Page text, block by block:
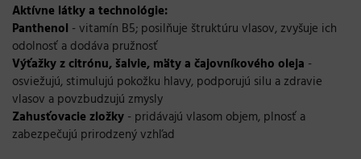
Aktívne látky a technológie:
Panthenol - vitamín B5; posilňuje štruktúru vlasov, zvyšuje ich
odolnosť a dodáva pružnosť
Výťažky z citrónu, šalvie, mäty a čajovníkového oleja -
osviežujú, stimulujú pokožku hlavy, podporujú silu a zdravie
vlasov a povzbudzujú zmysly
Zahusťovacie zložky - pridávajú vlasom objem, plnosť a
zabezpečujú prirodzený vzhľad